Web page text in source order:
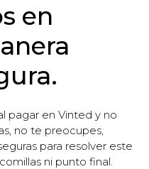
en
pagar en Vinted y no
no te preocupes,
para resolver este
ni punto final.